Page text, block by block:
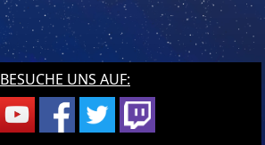
BESUCHE UNS AUF: